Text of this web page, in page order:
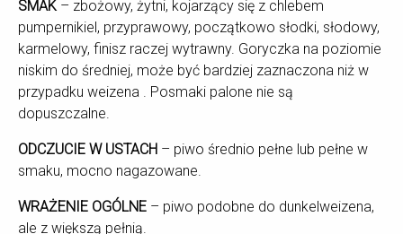
SMAK – zbożowy, żytni, kojarzący się z chlebem
pumpernikiel, przyprawowy, początkowo słodki, słodowy,
karmelowy, finisz raczej wytrawny. Goryczka na poziomie
niskim do średniej, może być bardziej zaznaczona niż w
przypadku weizena . Posmaki palone nie są
dopuszczalne.
ODCZUCIE W USTACH – piwo średnio pełne lub pełne w
smaku, mocno nagazowane.
WRAŻENIE OGÓLNE – piwo podobne do dunkelweizena,
ale z większą pełnią.